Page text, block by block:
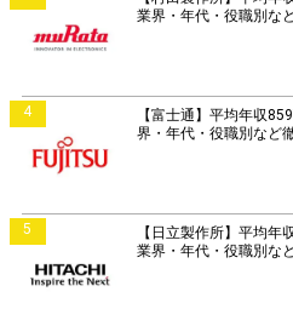
業界・年代・役職別な
4
【富士通】平均年収
界・年代・役職別など
5
【日立製作所】平均年
業界・年代・役職別な